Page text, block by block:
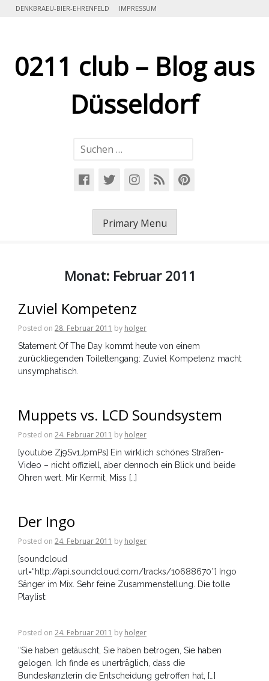
SkipDENKBRAEU-BIER-EHRENFELD IMPRESSUM
0211 club – Blog aus
Düsseldorf
Suchen
Primary Menu
Monat: Februar 2011
Zuviel Kompetenz
Posted on 28. Februar 2011 by holger
Statement Of The Day kommt heute von einem
zurückliegenden Toilettengang: Zuviel Kompetenz macht
unsymphatisch.
Muppets vs. LCD Soundsystem
Posted on 24. Februar 2011 by holger
[youtube Zj9Sv1JpmPs] Ein wirklich schönes Straßen-
Video – nicht offiziell, aber dennoch ein Blick und beide
Ohren wert. Mir Kermit, Miss […]
Der Ingo
Posted on 24. Februar 2011 by holger
[soundcloud
url=“http://api.soundcloud.com/tracks/10688670″] Ingo
Sänger im Mix. Sehr feine Zusammenstellung. Die tolle
Playlist:
Posted on 24. Februar 2011 by holger
“Sie haben getäuscht, Sie haben betrogen, Sie haben
gelogen. Ich finde es unerträglich, dass die
Bundeskanzlerin die Entscheidung getroffen hat, […]